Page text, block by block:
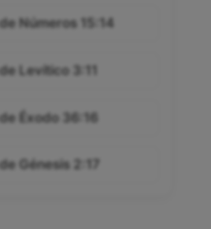
Números 15:14
Levítico 3:11
Éxodo 36:16
Génesis 2:17